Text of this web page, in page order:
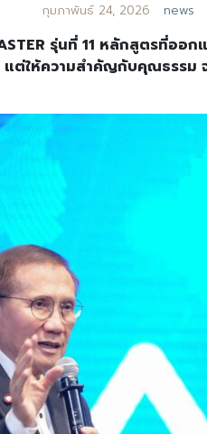
กุมภาพันธ์ 24, 2026 news
รุ่นที่ 11 หลักสูตรที่ออ
แต่ให้ความสำคัญกับคุณธรร